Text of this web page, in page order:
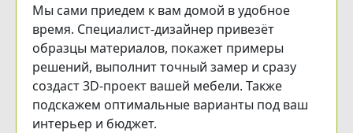
Мы сами приедем к вам домой в удобное
время. Специалист-дизайнер привезёт
образцы материалов, покажет примеры
решений, выполнит точный замер и сразу
создаст 3D-проект вашей мебели. Также
подскажем оптимальные варианты под ваш
интерьер и бюджет.